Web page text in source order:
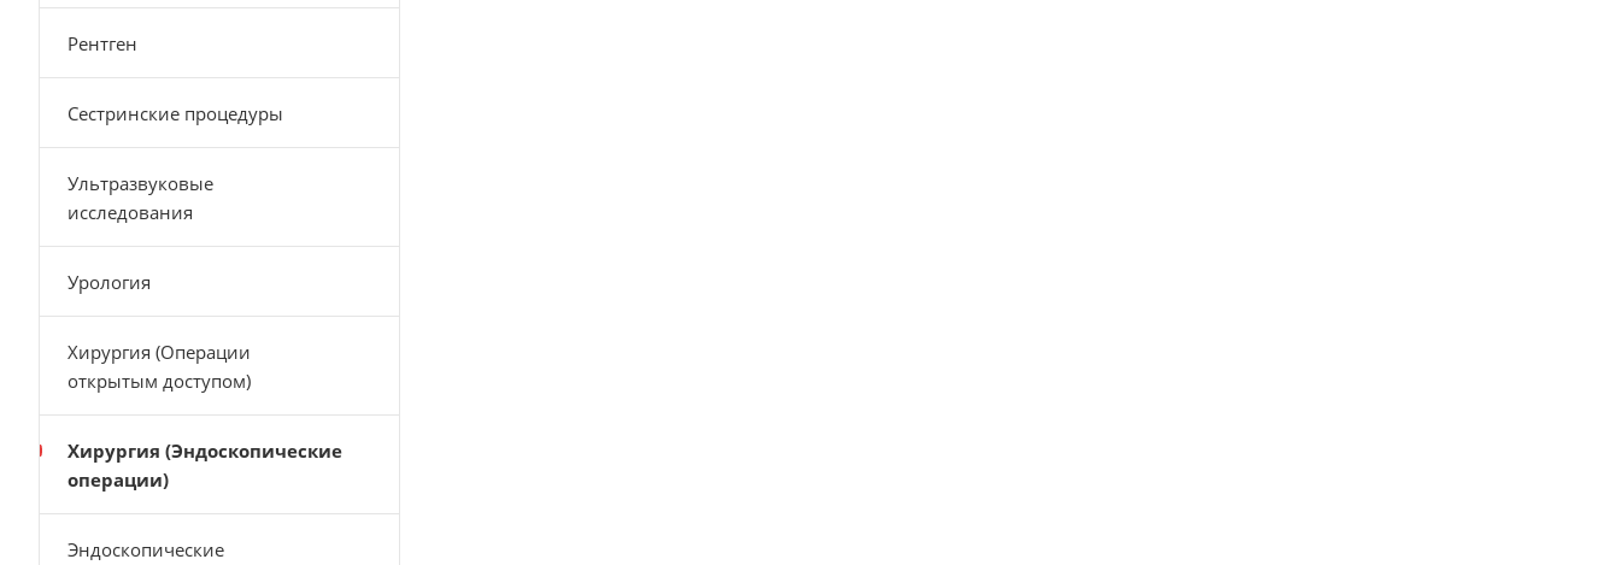
Рентген
Сестринские процедуры
Ультразвуковые
исследования
Урология
Хирургия (Операции
открытым доступом)
Хирургия (Эндоскопические
операции)
Эндоскопические